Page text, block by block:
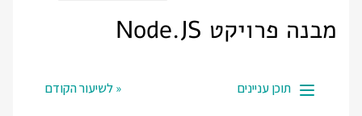
מבנה פרויקט Node.JS
תוכן עניינים « לשיעור הקודם